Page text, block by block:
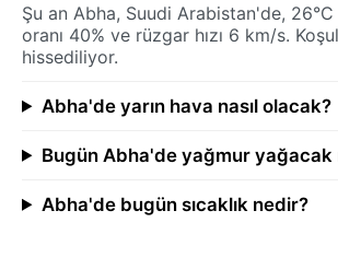
Şu an Abha, Suudi Arabistan'de, 26°C
oranı 40% ve rüzgar hızı 6 km/s.
hissediliyor.
Abha'de yarın hava nasıl olacak?
Bugün Abha'de yağmur yağacak
Abha'de bugün sıcaklık nedir?